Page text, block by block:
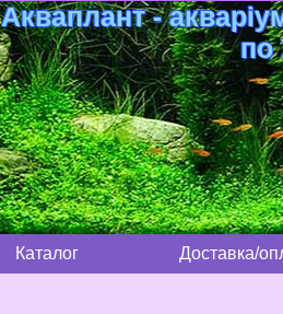
Акваплант -
по
Каталог Доставка/